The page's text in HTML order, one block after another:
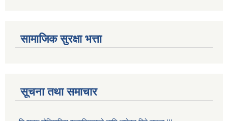
सामाजिक सुरक्षा भत्ता
सूचना तथा समाचार